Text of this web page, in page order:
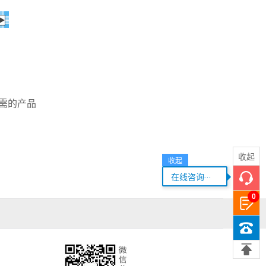
的产品
收起
收起
在线咨询
0